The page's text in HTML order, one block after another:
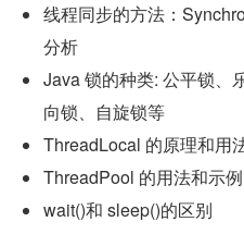
线程同步的方法：
分析
Java 锁的种类: 公平锁、
向锁、自旋锁等
ThreadLocal 的原理和用
ThreadPool 的用法和示例
wait()和 sleep()的区别